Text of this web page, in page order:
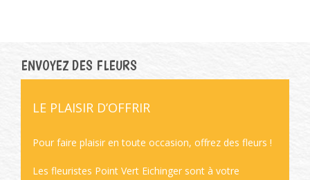
ENVOYEZ DES FLEURS
LE PLAISIR D’OFFRIR
Pour faire plaisir en toute occasion, offrez des fleurs !
Les fleuristes Point Vert Eichinger sont à votre